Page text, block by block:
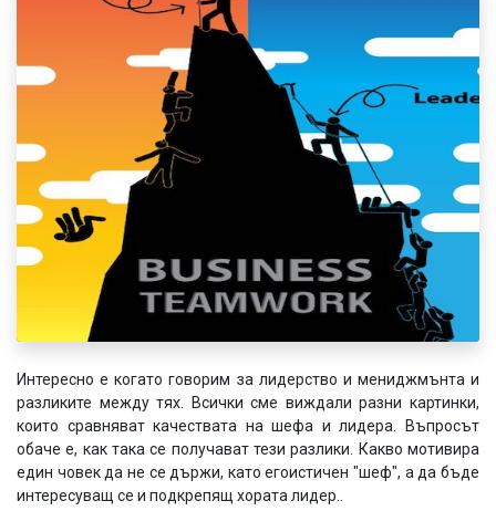
Интересно е когато говорим за лидерство и мениджмънта и
разликите между тях. Всички сме виждали разни картинки,
които сравняват качествата на шефа и лидера. Въпросът
обаче е, как така се получават тези разлики. Какво мотивира
един човек да не се държи, като егоистичен "шеф", а да бъде
интересуващ се и подкрепящ хората лидер..